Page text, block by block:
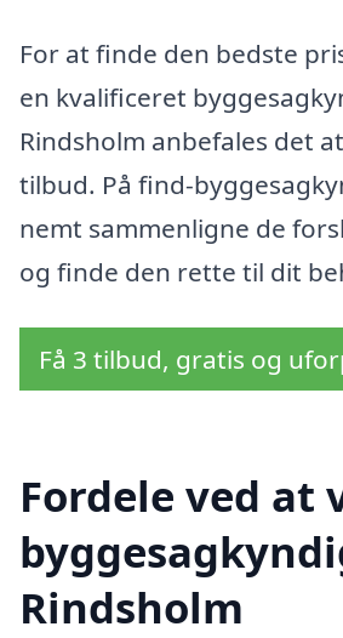
For at finde den bedste
en kvalificeret
Rindsholm anbefales det
tilbud. På find-
nemt sammenligne de
og finde den rette til dit
Få 3 tilbud, gratis og
Fordele ved at
Rindsholm